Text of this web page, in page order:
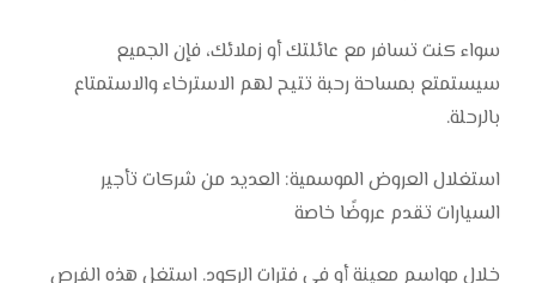
سواء كنت تسافر مع عائلتك أو زملائك، فإن الجميع
سيستمتع بمساحة رحبة تتيح لهم الاسترخاء والاستمتاع
بالرحلة.
استغلال العروض الموسمية: العديد من شركات تأجير
السيارات تقدم عروضًا خاصة
خلال مواسم معينة أو في فترات الركود. استغل هذه الفرص